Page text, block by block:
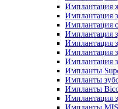
Имплантация
Имплантация
Имплантация
Имплантация
Имплантация
Имплантация
Имплантация
Импланты
Импланты
Импланты
Имплантация